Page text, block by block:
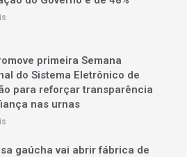
primeira Semana
do Sistema Eletrônico de
para reforçar transparência
nas urnas
gaúcha vai abrir fábrica de